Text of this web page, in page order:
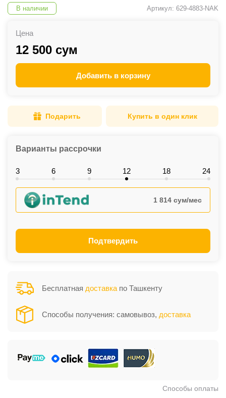
В наличии Артикул: 629-4883-NAK
Цена
12 500 сум
Добавить в корзину
Подарить Купить в один клик
Варианты рассрочки
3 6 9 12 18 24
1 814 сум/мес
Подтвердить
Бесплатная доставка по Ташкенту
Способы получения: самовывоз, доставка
Способы оплаты